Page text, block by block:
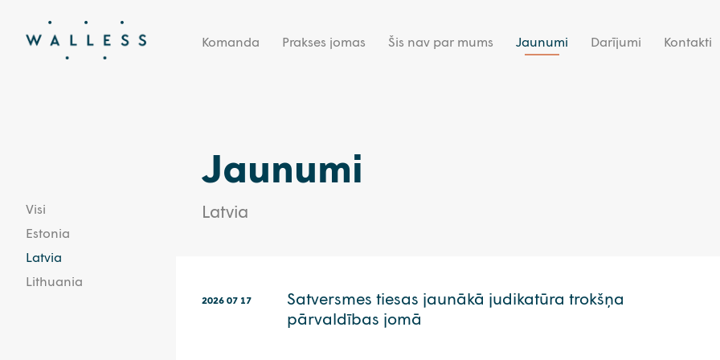
Komanda Prakses jomas Šis nav par mums Jaunumi Darījumi Kontakti
Visi
Estonia
Latvia
Lithuania
Jaunumi
Latvia
2026 07 17
Satversmes tiesas jaunākā judikatūra trokšņa
pārvaldības jomā